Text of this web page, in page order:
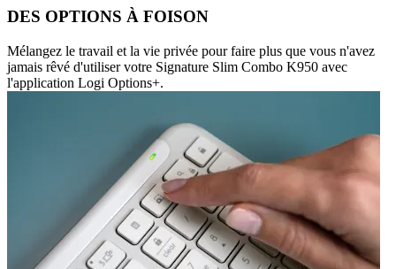
DES OPTIONS À FOISON
Mélangez le travail et la vie privée pour faire plus que vous n'avez
jamais rêvé d'utiliser votre Signature Slim Combo K950 avec
l'application Logi Options+.